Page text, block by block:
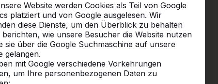
Website werden Cookies als Teil von Google
platziert und von Google ausgelesen. Wir
diese Dienste, um den Überblick zu behalten
wie unsere Besucher die Website nutzen
sie über die Google Suchmaschine auf unsere
gelangen.
mit Google verschiedene Vorkehrungen
um Ihre personenbezogenen Daten zu